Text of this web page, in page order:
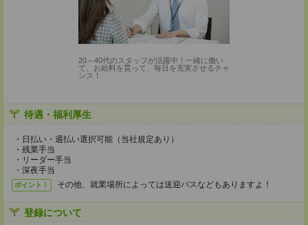
20～40代のスタッフが活躍中！一緒に働い
て、お給料を貰って、毎日を充実させるチャ
ンス！
待遇・福利厚生
・日払い・週払い選択可能（当社規定あり）
・残業手当
・リーダー手当
・深夜手当
ポイント！ その他、就業場所によっては送迎バスなどもありますよ！
登録について